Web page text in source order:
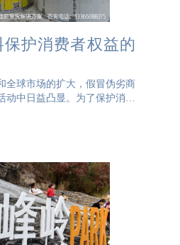
保护消费者权益的
全球市场的扩大，假冒伪劣商
动中日益凸显。为了保护消费
积极探索有效的防伪手段。在
材料以其独特的优势逐渐成为